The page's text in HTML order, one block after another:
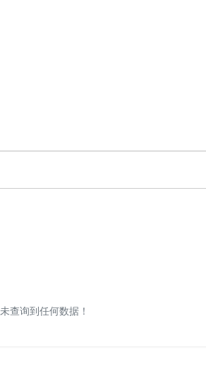
未查询到任何数据！